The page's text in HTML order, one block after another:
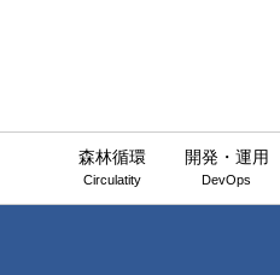
森林循環
Circulatity
開発・運用
DevOps